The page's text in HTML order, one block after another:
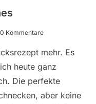
0 Kommentare
mehr. Es
heute ganz
Die perfekte
aber keine